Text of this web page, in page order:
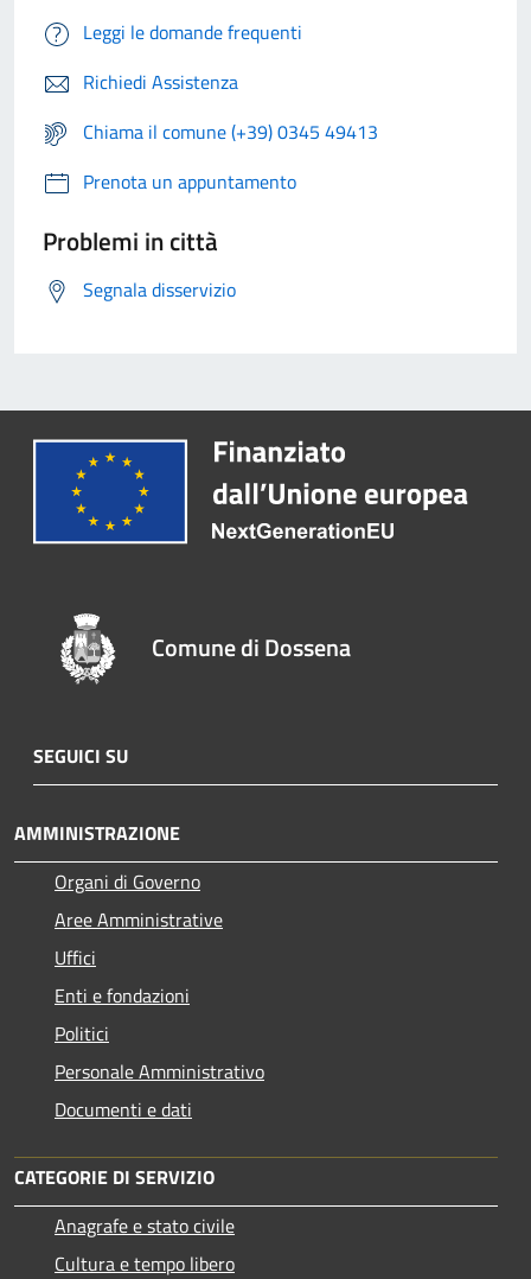
Leggi le domande frequenti
Richiedi Assistenza
Chiama il comune (+39) 0345 49413
Prenota un appuntamento
Problemi in città
Segnala disservizio
Comune di Dossena
SEGUICI SU
AMMINISTRAZIONE
Organi di Governo
Aree Amministrative
Uffici
Enti e fondazioni
Politici
Personale Amministrativo
Documenti e dati
CATEGORIE DI SERVIZIO
Anagrafe e stato civile
Cultura e tempo libero